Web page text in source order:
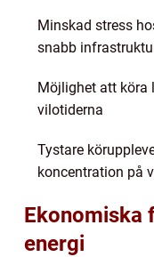
Minskad stress
snabb
Möjlighet att köra
vilotiderna
Tystare
koncentration på
Ekonomiska
energi